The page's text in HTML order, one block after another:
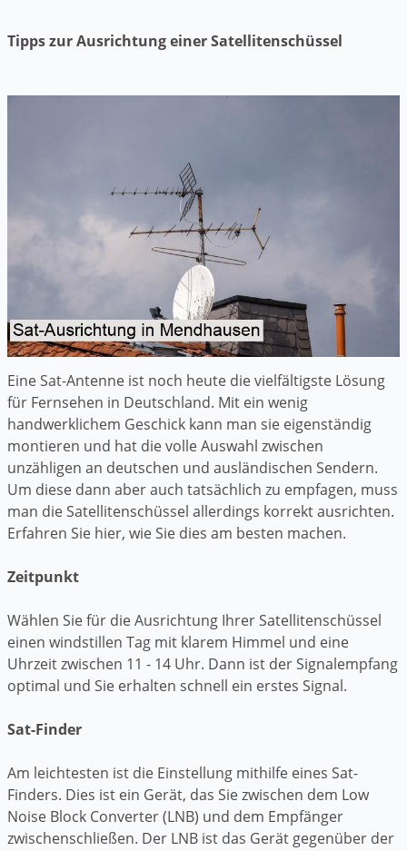
Tipps zur Ausrichtung einer Satellitenschüssel
Eine Sat-Antenne ist noch heute die vielfältigste Lösung
für Fernsehen in Deutschland. Mit ein wenig
handwerklichem Geschick kann man sie eigenständig
montieren und hat die volle Auswahl zwischen
unzähligen an deutschen und ausländischen Sendern.
Um diese dann aber auch tatsächlich zu empfagen, muss
man die Satellitenschüssel allerdings korrekt ausrichten.
Erfahren Sie hier, wie Sie dies am besten machen.
Zeitpunkt
Wählen Sie für die Ausrichtung Ihrer Satellitenschüssel
einen windstillen Tag mit klarem Himmel und eine
Uhrzeit zwischen 11 - 14 Uhr. Dann ist der Signalempfang
optimal und Sie erhalten schnell ein erstes Signal.
Sat-Finder
Am leichtesten ist die Einstellung mithilfe eines Sat-
Finders. Dies ist ein Gerät, das Sie zwischen dem Low
Noise Block Converter (LNB) und dem Empfänger
zwischenschließen. Der LNB ist das Gerät gegenüber der